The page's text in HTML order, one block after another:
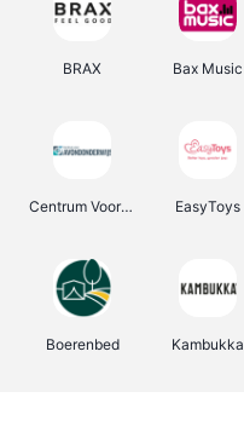
BRAX Bax Music
Centrum Voor Avondonderwijs EasyToys
Boerenbed Kambukka